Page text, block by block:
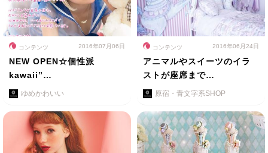
コンテンツ 2016年07月06日
NEW OPEN☆個性派
kawaii”…
ゆめかわいい
コンテンツ 2016年06月24日
アニマルやスイーツのイラ
ストが座席まで…
原宿・青文字系SHOP